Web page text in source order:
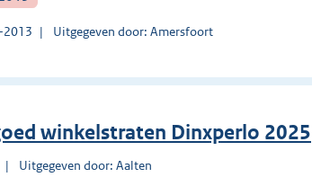
Uitgegeven door: Amersfoort
winkelstraten Dinxperlo 2025
Uitgegeven door: Aalten